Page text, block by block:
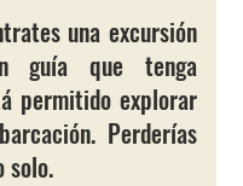
una excursión
guía que tenga
permitido explorar
Perderías
solo.